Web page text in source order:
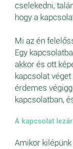
cselekedni,
hogy a
Mi az én
Egy
akkor és ott
kapcsolat
érdemes
kapcsolatban,
A kapcsolat
Amikor